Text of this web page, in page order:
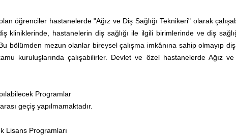
öğrenciler hastanelerde "Ağız ve Diş Sağlığı Teknikeri" olarak
kliniklerinde, hastanelerin diş sağlığı ile ilgili birimlerinde ve diş
bölümden mezun olanlar bireysel çalışma imkânına sahip olmayıp
kuruluşlarında çalışabilirler. Devlet ve özel hastanelerde Ağız
Programlar
geçiş yapılmamaktadır.
Lisans Programları